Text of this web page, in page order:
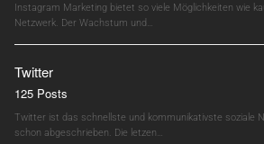
Instagram Marketing bietet so viele Möglichkeiten wie
Netzwerk. Der Wachstum und…
Twitter
125 Posts
Twitter ist das schnellste und kommunikativste soziale
schon abgeschrieben. Die letzen…